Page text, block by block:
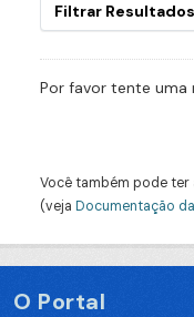
Filtrar Resultados
Por favor tente uma
Você também pode
(veja Documentação da
O Portal